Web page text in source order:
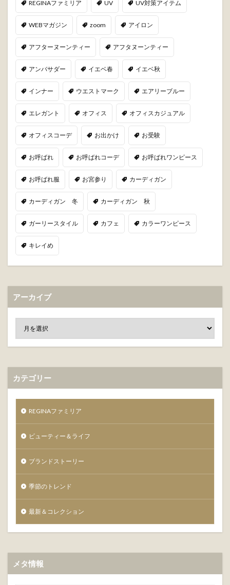
REGINAファミリア UV UV対策アイテム
WEBマガジン zoom アイロン
アフターヌーンティー アフタヌーンティー
アンバサダー イエベ春 イエベ秋
インナー ウエストマーク エアリーブルー
エレガント オフィス オフィスカジュアル
オフィスコーデ お出かけ お受験
お呼ばれ お呼ばれコーデ お呼ばれワンピース
お呼ばれ服 お宮参り カーディガン
カーディガン 冬 カーディガン 秋
ガーリースタイル カフェ カラーワンピース
キレイめ
アーカイブ
カテゴリー
REGINAファミリア
ビューティー＆ライフ
ブランドストーリー
季節のトレンド
最新＆コレクション
メタ情報